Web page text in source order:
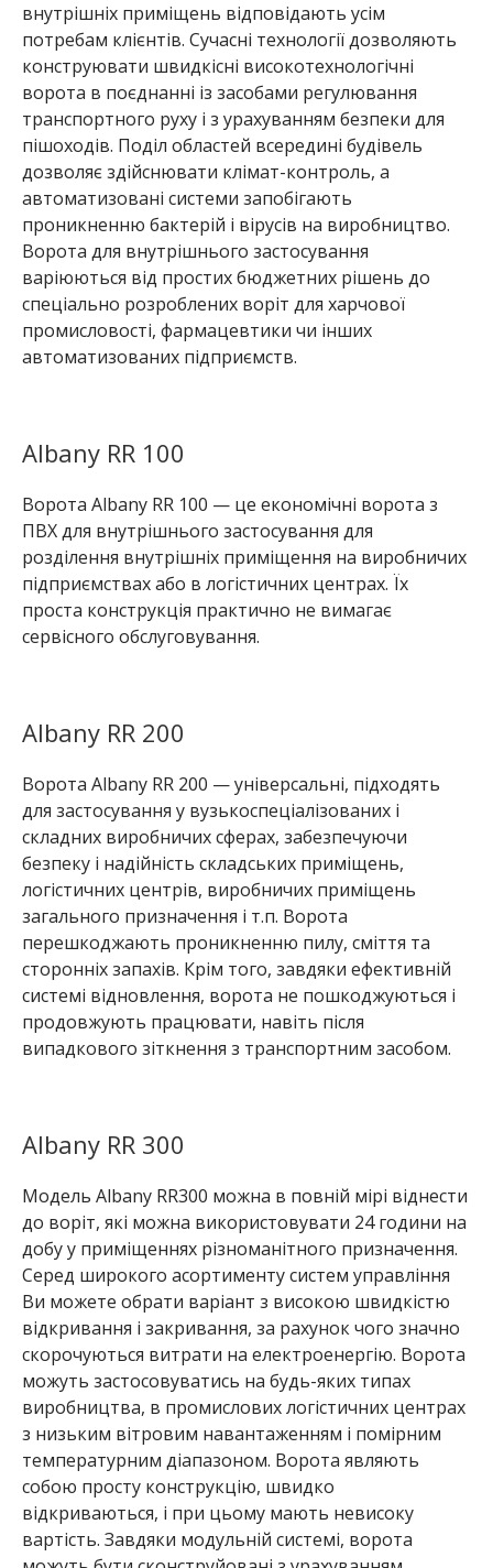
внутрішніх приміщень відповідають усім
потребам клієнтів. Сучасні технології дозволяють
конструювати швидкісні високотехнологічні
ворота в поєднанні із засобами регулювання
транспортного руху і з урахуванням безпеки для
пішоходів. Поділ областей всередині будівель
дозволяє здійснювати клімат-контроль, а
автоматизовані системи запобігають
проникненню бактерій і вірусів на виробництво.
Ворота для внутрішнього застосування
варіюються від простих бюджетних рішень до
спеціально розроблених воріт для харчової
промисловості, фармацевтики чи інших
автоматизованих підприємств.
Albany RR 100
Ворота Albany RR 100 — це економічні ворота з
ПВХ для внутрішнього застосування для
розділення внутрішніх приміщення на виробничих
підприємствах або в логістичних центрах. Їх
проста конструкція практично не вимагає
сервісного обслуговування.
Albany RR 200
Ворота Albany RR 200 — універсальні, підходять
для застосування у вузькоспеціалізованих і
складних виробничих сферах, забезпечуючи
безпеку і надійність складських приміщень,
логістичних центрів, виробничих приміщень
загального призначення і т.п. Ворота
перешкоджають проникненню пилу, сміття та
сторонніх запахів. Крім того, завдяки ефективній
системі відновлення, ворота не пошкоджуються і
продовжують працювати, навіть після
випадкового зіткнення з транспортним засобом.
Albany RR 300
Модель Albany RR300 можна в повній мірі віднести
до воріт, які можна використовувати 24 години на
добу у приміщеннях різноманітного призначення.
Серед широкого асортименту систем управління
Ви можете обрати варіант з високою швидкістю
відкривання і закривання, за рахунок чого значно
скорочуються витрати на електроенергію. Ворота
можуть застосовуватись на будь-яких типах
виробництва, в промислових логістичних центрах
з низьким вітровим навантаженням і помірним
температурним діапазоном. Ворота являють
собою просту конструкцію, швидко
відкриваються, і при цьому мають невисоку
вартість. Завдяки модульній системі, ворота